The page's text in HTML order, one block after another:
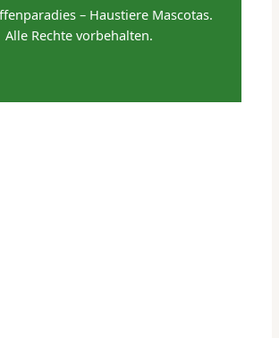
– Haustiere Mascotas.
Alle Rechte vorbehalten.